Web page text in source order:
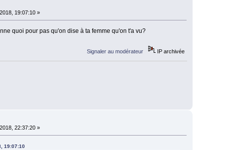
19:07:10 »
quoi pour pas qu'on dise à ta femme qu'on t'a vu?
Signaler au modérateur IP archivée
22:37:20 »
19:07:10